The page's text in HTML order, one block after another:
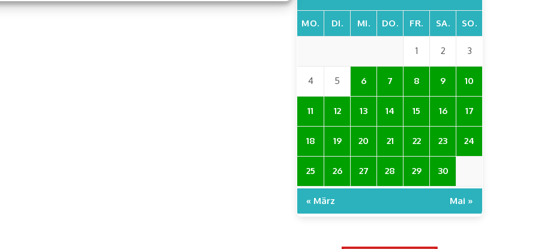
MO. DI. MI. DO. FR. SA. SO.
1 2 3
4 5 6 7 8 9 10
11 12 13 14 15 16 17
18 19 20 21 22 23 24
25 26 27 28 29 30
« März Mai »